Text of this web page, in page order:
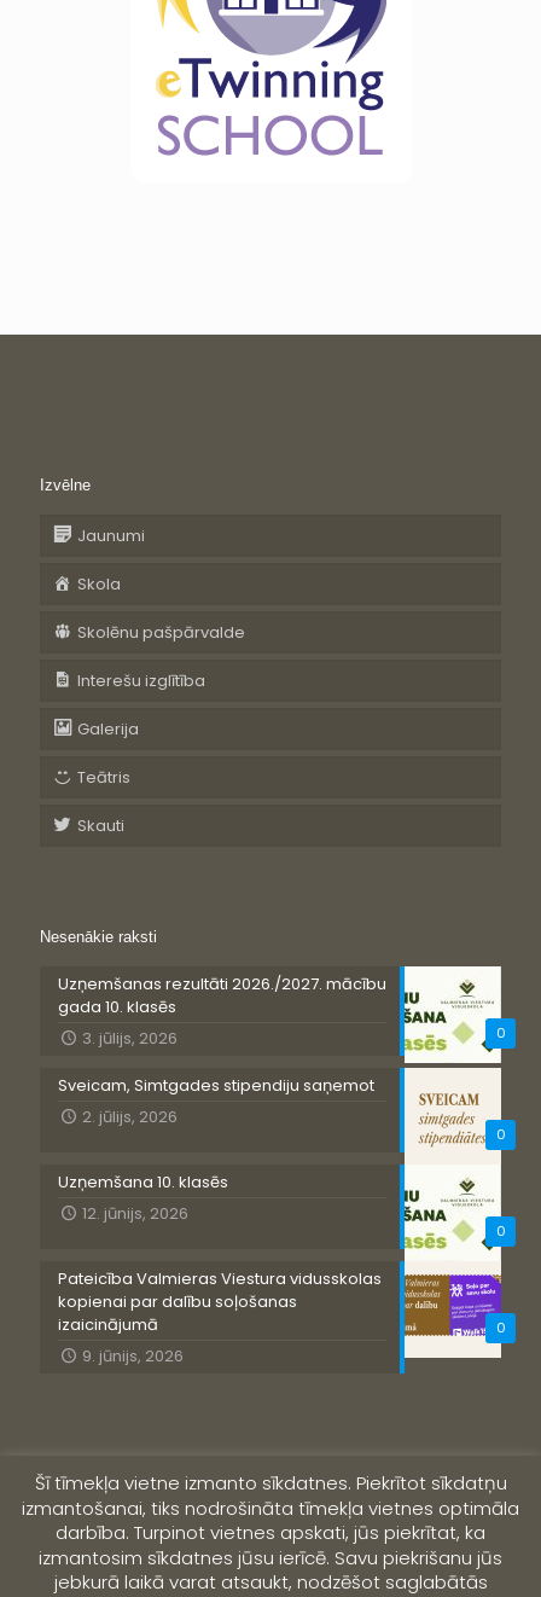
Izvēlne
Jaunumi
Skola
Skolēnu pašpārvalde
Interešu izglītība
Galerija
Teātris
Skauti
Nesenākie raksti
0
Uzņemšanas rezultāti 2026./2027. mācību
gada 10. klasēs
3. jūlijs, 2026
0
Sveicam, Simtgades stipendiju saņemot
2. jūlijs, 2026
0
Uzņemšana 10. klasēs
12. jūnijs, 2026
0
Pateicība Valmieras Viestura vidusskolas
kopienai par dalību soļošanas
izaicinājumā
9. jūnijs, 2026
© 2019 Valmieras Viestura vidusskola
Šī tīmekļa vietne izmanto sīkdatnes. Piekrītot sīkdatņu
izmantošanai, tiks nodrošināta tīmekļa vietnes optimāla
darbība. Turpinot vietnes apskati, jūs piekrītat, ka
izmantosim sīkdatnes jūsu ierīcē. Savu piekrišanu jūs
jebkurā laikā varat atsaukt, nodzēšot saglabātās